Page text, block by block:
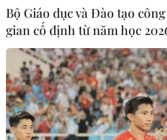
Bộ Giáo dục và Đào tạo
gian cố định từ năm học